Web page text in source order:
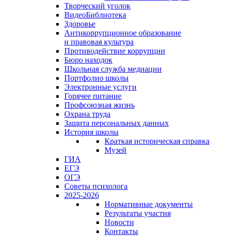
Творческий уголок
ВидеоБиблиотека
Здоровье
Антикоррупционное образование
и правовая культура
Противодействие коррупции
Бюро находок
Школьная служба медиации
Портфолио школы
Электронные услуги
Горячее питание
Профсоюзная жизнь
Охрана труда
Защита персональных данных
История школы
Краткая историческая справка
Музей
ГИА
ЕГЭ
ОГЭ
Советы психолога
2025-2026
Нормативные документы
Результаты участия
Новости
Контакты